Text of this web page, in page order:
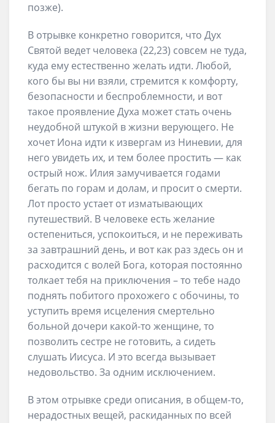
позже).
В отрывке конкретно говорится, что Дух
Святой ведет человека (22,23) совсем не туда,
куда ему естественно желать идти. Любой,
кого бы вы ни взяли, стремится к комфорту,
безопасности и беспроблемности, и вот
такое проявление Духа может стать очень
неудобной штукой в жизни верующего. Не
хочет Иона идти к извергам из Ниневии, для
него увидеть их, и тем более простить — как
острый нож. Илия замучивается годами
бегать по горам и долам, и просит о смерти.
Лот просто устает от изматывающих
путешествий. В человеке есть желание
остепениться, успокоиться, и не переживать
за завтрашний день, и вот как раз здесь он и
расходится с волей Бога, которая постоянно
толкает тебя на приключения – то тебе надо
поднять побитого прохожего с обочины, то
уступить время исцеления смертельно
больной дочери какой-то женщине, то
позволить сестре не готовить, а сидеть
слушать Иисуса. И это всегда вызывает
недовольство. За одним исключением.
В этом отрывке среди описания, в общем-то,
нерадостных вещей, раскиданных по всей